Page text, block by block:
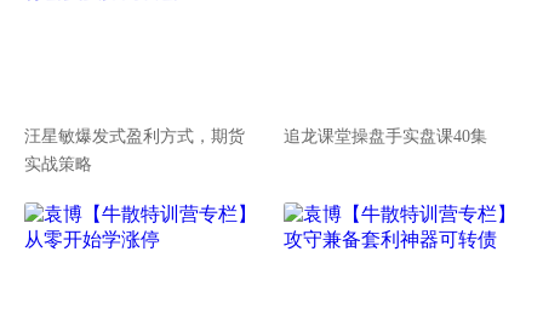
汪星敏爆发式盈利方式，期货
实战策略
追龙课堂操盘手实盘课40集